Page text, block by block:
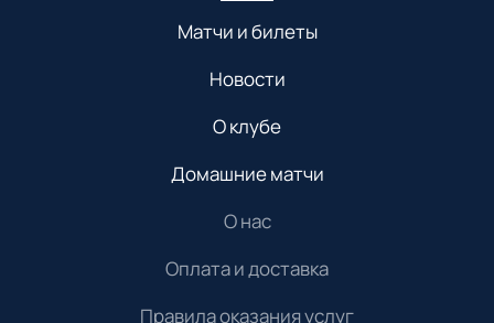
Матчи и билеты
Новости
О клубе
Домашние матчи
О нас
Оплата и доставка
Правила оказания услуг